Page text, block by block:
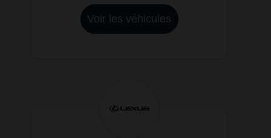
Voir les véhicules